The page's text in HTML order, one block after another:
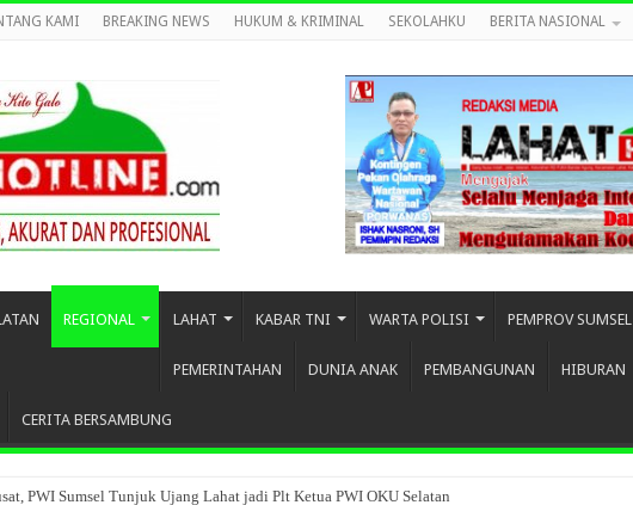
KAMI BREAKING NEWS HUKUM & KRIMINAL SEKOLAHKU BERITA NASIONAL
REGIONAL LAHAT KABAR TNI WARTA POLISI PEMPROV SUMSEL
PEMERINTAHAN DUNIA ANAK PEMBANGUNAN HIBURAN
CERITA BERSAMBUNG
PWI Sumsel Tunjuk Ujang Lahat jadi Plt Ketua PWI OKU Selatan